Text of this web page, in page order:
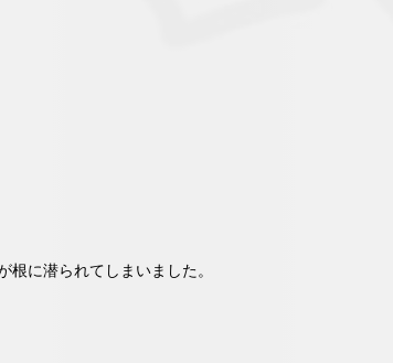
根に潜られてしまいました。